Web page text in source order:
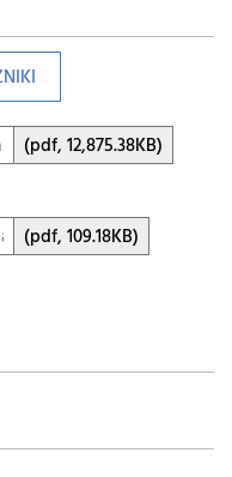
za 2025 r.
(pdf, 12,875.38KB)
się mieszkańców do
(pdf, 109.18KB)